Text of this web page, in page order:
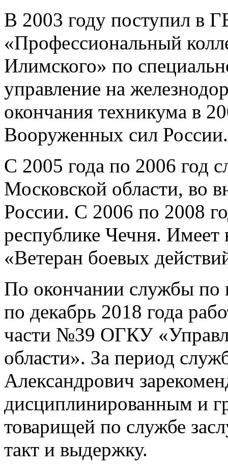
В 2003 году поступил в
«Профессиональный
Илимского» по
управление на
окончания техникума в
Вооруженных сил России.
С 2005 года по 2006 год
Московской области, во
России. С 2006 по 2008
республике Чечня.
«Ветеран боевых
По окончании службы по
по декабрь 2018 года
части №39 ОГКУ
области». За период
Александрович
дисциплинированным и
товарищей по службе
такт и выдержку.